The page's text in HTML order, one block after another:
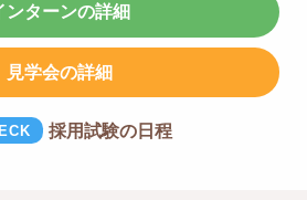
ンターンの詳細
見学会の詳細
採用試験の日程